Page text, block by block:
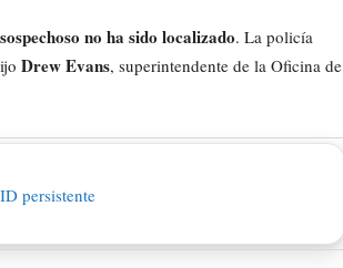
no ha sido localizado. La policía
Drew Evans, superintendente de la Oficina de